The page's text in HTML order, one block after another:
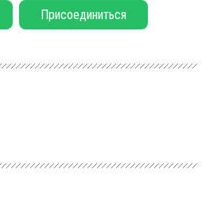
Присоединиться